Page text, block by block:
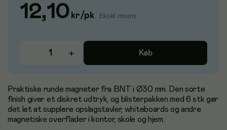
12,10 kr/pk Ekskl. moms
Køb
Praktiske runde magneter fra BNT i Ø30 mm. Den sorte
finish giver et diskret udtryk, og blisterpakken med 6 stk gør
det let at supplere opslagstavler, whiteboards og andre
magnetiske overflader i kontor, skole og hjem.